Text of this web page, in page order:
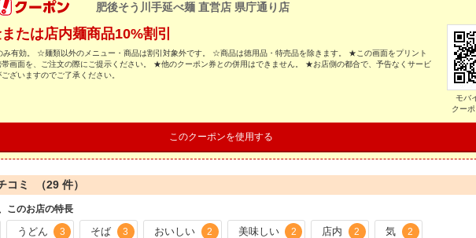
肥後そう川手延べ麺 直営店 県庁通り店
たは店内麺商品10%割引
有効。 ☆麺類以外のメニュー・商品は割引対象外です。 ☆商品は徳用品・特売品を除きます。 ★この画面をプリント
帯画面を、ご注文の際にご提示ください。 ★他のクーポン券との併用はできません。 ★お店側の都合で、予告なくサービ
ざいますのでご了承ください。
モバ
クー
このクーポンを使用する
コミ （29 件）
このお店の特長
うどん 3 そば 3 おいしい 2 美味しい 2 店内 2 気 2